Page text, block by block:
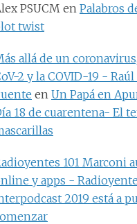
PSUCM en Palabros
twist
allá de un
2 y la COVID-19 -
en Un Papá en
18 de cuarentena- El
101 Marconi
y apps -
2019 está a